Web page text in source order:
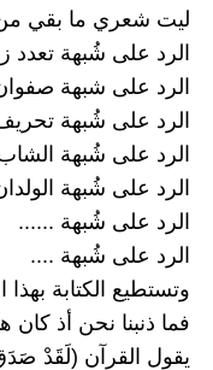
ليت شعري ما بقي من
الرد على شُبهة
الرد على شبهة
الرد على شُبهة
الرد على شُبهة
الرد على شُبهة
الرد على شُبهة ......
الرد على شُبهة ....
وتستطيع الكتابة
فما ذنبنا نحن أذ
يقول القرآن (لَقَدْ